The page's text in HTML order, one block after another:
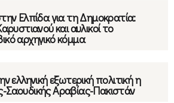
Ελπίδα για τη Δημοκρατία:
και αυλικοί το
αρχηγικό κόμμα
ελληνική εξωτερική πολιτική η
Σαουδικής Αραβίας-Πακιστάν